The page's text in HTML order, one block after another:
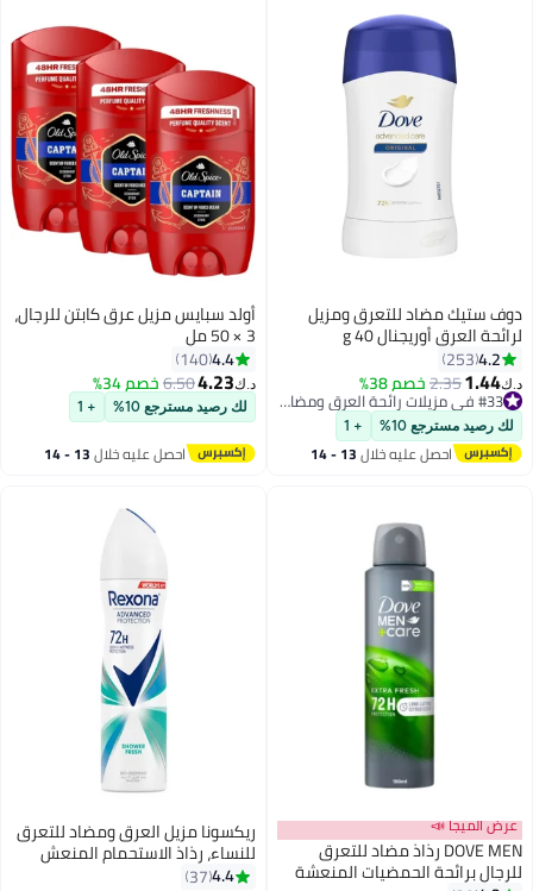
دوف ستيك مضاد للتعرق ومزيل
لرائحة العرق أوريجنال 40 g
4.2
253
د.ك‏1.44
2.35خصم 38%
تم بيع +170 مؤخرًا
لك رصيد مسترجع 10% + 1
احصل عليه خلال 13 - 14
أولد سبايس مزيل عرق كابتن للرجال،
3 × 50 مل
4.4
140
د.ك‏4.23
6.50خصم 34%
لك رصيد مسترجع 10% + 1
احصل عليه خلال 13 - 14
عرض الميجا 📣
DOVE MEN رذاذ مضاد للتعرق
للرجال برائحة الحمضيات المنعشة
ريكسونا مزيل العرق ومضاد للتعرق
للنساء، رذاذ الاستحمام المنعش
4.4
37